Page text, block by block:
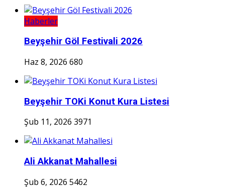
Haberler
Beyşehir Göl Festivali 2026
Haz 8, 2026 680
Beyşehir TOKi Konut Kura Listesi
Şub 11, 2026 3971
Ali Akkanat Mahallesi
Şub 6, 2026 5462